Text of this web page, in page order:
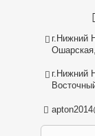
г.Нижний
г.Нижний